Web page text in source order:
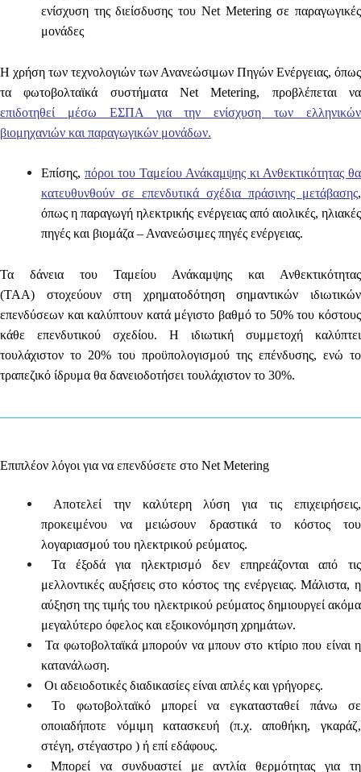
ενίσχυση της διείσδυσης του Net Metering σε παραγωγικές
μονάδες
Η χρήση των τεχνολογιών των Ανανεώσιμων Πηγών Ενέργειας, όπως
τα φωτοβολταϊκά συστήματα Net Metering, προβλέπεται να
επιδοτηθεί μέσω ΕΣΠΑ για την ενίσχυση των ελληνικών
βιομηχανιών και παραγωγικών μονάδων.
Επίσης, πόροι του Ταμείου Ανάκαμψης κι Ανθεκτικότητας θα
κατευθυνθούν σε επενδυτικά σχέδια πράσινης μετάβασης,
όπως η παραγωγή ηλεκτρικής ενέργειας από αιολικές, ηλιακές
πηγές και βιομάζα – Ανανεώσιμες πηγές ενέργειας.
Τα δάνεια του Ταμείου Ανάκαμψης και Ανθεκτικότητας
(ΤΑΑ) στοχεύουν στη χρηματοδότηση σημαντικών ιδιωτικών
επενδύσεων και καλύπτουν κατά μέγιστο βαθμό το 50% του κόστους
κάθε επενδυτικού σχεδίου. Η ιδιωτική συμμετοχή καλύπτει
τουλάχιστον το 20% του προϋπολογισμού της επένδυσης, ενώ το
τραπεζικό ίδρυμα θα δανειοδοτήσει τουλάχιστον το 30%.
Επιπλέον λόγοι για να επενδύσετε στο Net Metering
Αποτελεί την καλύτερη λύση για τις επιχειρήσεις,
προκειμένου να μειώσουν δραστικά το κόστος του
λογαριασμού του ηλεκτρικού ρεύματος.
Τα έξοδά για ηλεκτρισμό δεν επηρεάζονται από τις
μελλοντικές αυξήσεις στο κόστος της ενέργειας. Μάλιστα, η
αύξηση της τιμής του ηλεκτρικού ρεύματος δημιουργεί ακόμα
μεγαλύτερο όφελος και εξοικονόμηση χρημάτων.
Τα φωτοβολταϊκά μπορούν να μπουν στο κτίριο που είναι η
κατανάλωση.
Οι αδειοδοτικές διαδικασίες είναι απλές και γρήγορες.
Το φωτοβολταϊκό μπορεί να εγκατασταθεί πάνω σε
οποιαδήποτε νόμιμη κατασκευή (π.χ. αποθήκη, γκαράζ,
στέγη, στέγαστρο ) ή επί εδάφους.
Μπορεί να συνδυαστεί με αντλία θερμότητας για τη